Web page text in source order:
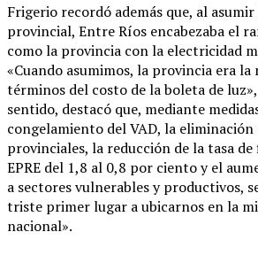
Frigerio recordó además que, al
provincial, Entre Ríos encabezaba el
como la provincia con la electricidad
«Cuando asumimos, la provincia era la
términos del costo de la boleta de luz»,
sentido, destacó que, mediante
congelamiento del VAD, la eliminación
provinciales, la reducción de la tasa
EPRE del 1,8 al 0,8 por ciento y el
a sectores vulnerables y productivos,
triste primer lugar a ubicarnos en la
nacional».